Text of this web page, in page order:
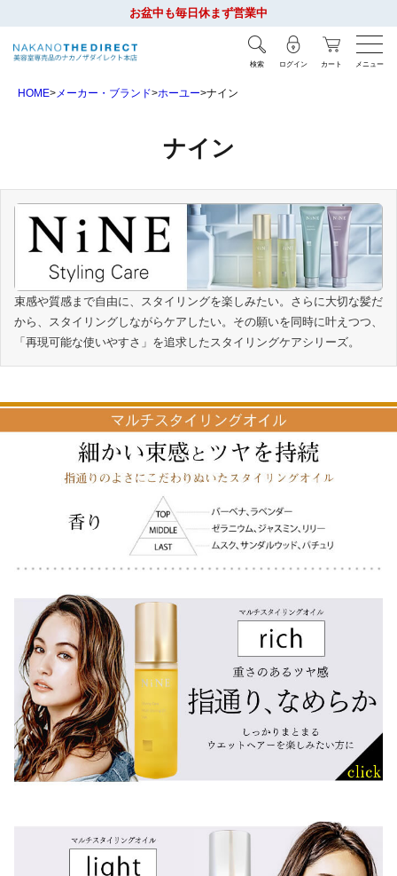
お盆中も毎日休まず営業中
検索 ログイン カート メニュー
HOME メーカー・ブランド ホーユー ナイン
ナイン
束感や質感まで自由に、スタイリングを楽しみたい。さらに大切な髪だ
から、スタイリングしながらケアしたい。その願いを同時に叶えつつ、
「再現可能な使いやすさ」を追求したスタイリングケアシリーズ。